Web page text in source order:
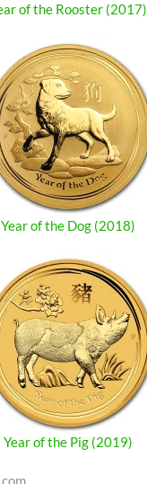
of the Rooster (2017)
Year of the Dog (2018)
Year of the Pig (2019)